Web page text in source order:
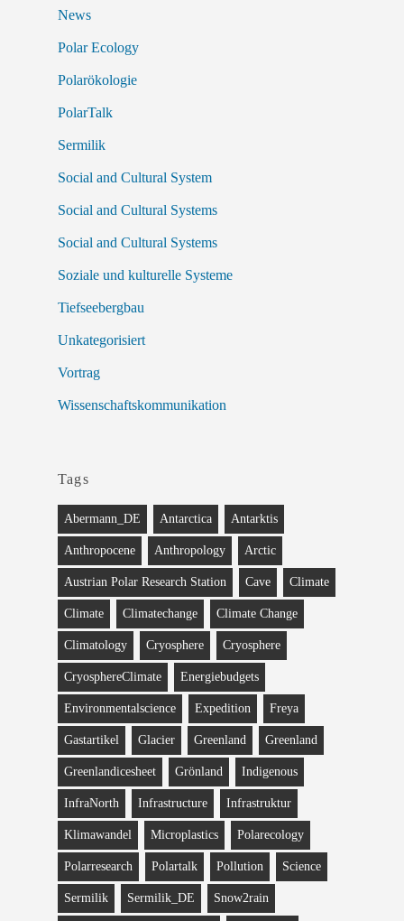
News
Polar Ecology
Polarökologie
PolarTalk
Sermilik
Social and Cultural System
Social and Cultural Systems
Social and Cultural Systems
Soziale und kulturelle Systeme
Tiefseebergbau
Unkategorisiert
Vortrag
Wissenschaftskommunikation
Tags
Abermann_DE Antarctica Antarktis
Anthropocene Anthropology Arctic
Austrian Polar Research Station Cave Climate
Climate Climatechange Climate Change
Climatology Cryosphere Cryosphere
CryosphereClimate Energiebudgets
Environmentalscience Expedition Freya
Gastartikel Glacier Greenland Greenland
Greenlandicesheet Grönland Indigenous
InfraNorth Infrastructure Infrastruktur
Klimawandel Microplastics Polarecology
Polarresearch Polartalk Pollution Science
Sermilik Sermilik_DE Snow2rain